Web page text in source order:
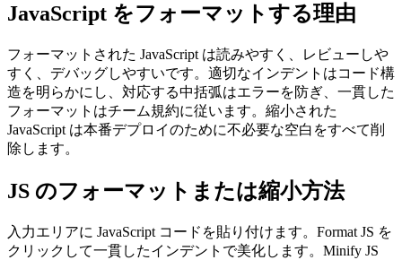
JavaScript をフォーマットする理由
フォーマットされた JavaScript は読みやすく、レビューしや
すく、デバッグしやすいです。適切なインデントはコード構
造を明らかにし、対応する中括弧はエラーを防ぎ、一貫した
フォーマットはチーム規約に従います。縮小された
JavaScript は本番デプロイのために不必要な空白をすべて削
除します。
JS のフォーマットまたは縮小方法
入力エリアに JavaScript コードを貼り付けます。Format JS を
クリックして一貫したインデントで美化します。Minify JS